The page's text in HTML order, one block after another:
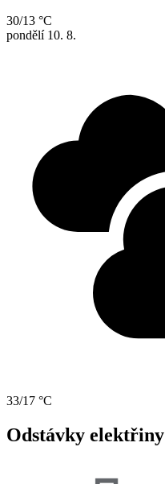
30/13 °C
pondělí 10. 8.
33/17 °C
Odstávky elektřiny